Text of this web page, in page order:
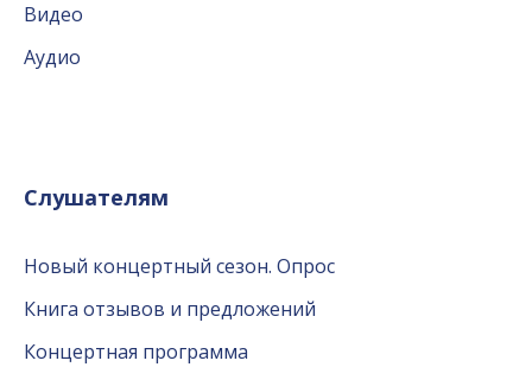
Видео
Аудио
Слушателям
Новый концертный сезон. Опрос
Книга отзывов и предложений
Концертная программа